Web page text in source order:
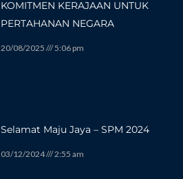
KOMITMEN KERAJAAN UNTUK
PERTAHANAN NEGARA
20/08/2025 5:06 pm
Selamat Maju Jaya – SPM 2024
03/12/2024 2:55 am